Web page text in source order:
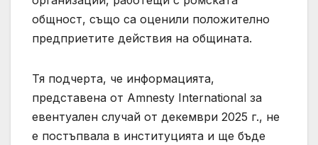
общност, също са оценили положително
предприетите действия на общината.
Тя подчерта, че информацията,
представена от Amnesty International за
евентуален случай от декември 2025 г., не
е постъпвала в институцията и ще бъде